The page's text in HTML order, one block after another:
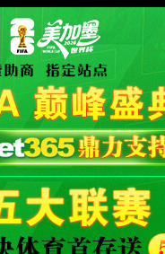
司-官方